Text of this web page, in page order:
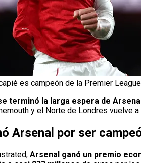
es campeón de la Premier
terminó la larga espera de
y el Norte de Londres vuelve
Arsenal por ser
Arsenal ganó un premio